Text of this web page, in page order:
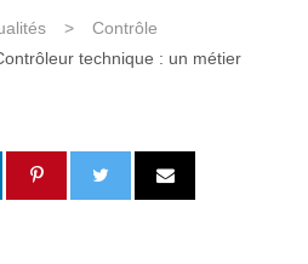
>
Contrôle
technique : un métier